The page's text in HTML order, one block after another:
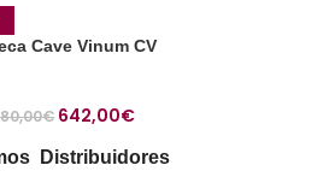
Cave Vinum CV
€ 642,00€
Distribuidores